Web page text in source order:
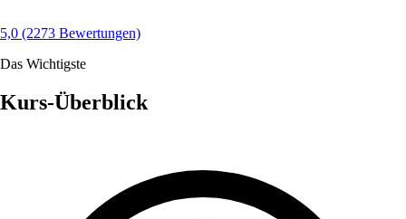
5,0 (2273 Bewertungen)
Das Wichtigste
Kurs-Überblick